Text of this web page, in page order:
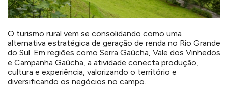
O turismo rural vem se consolidando como uma
alternativa estratégica de geração de renda no Rio Grande
do Sul. Em regiões como Serra Gaúcha, Vale dos Vinhedos
e Campanha Gaúcha, a atividade conecta produção,
cultura e experiência, valorizando o território e
diversificando os negócios no campo.